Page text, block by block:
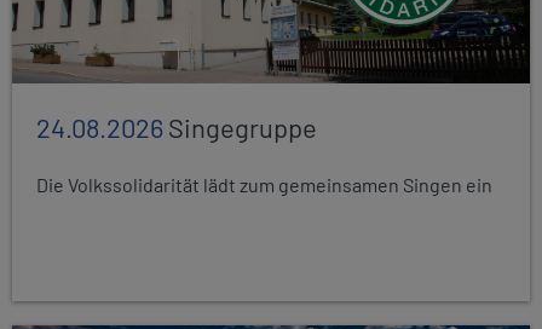
24.08.2026Singegruppe
Die Volkssolidarität lädt zum gemeinsamen Singen ein